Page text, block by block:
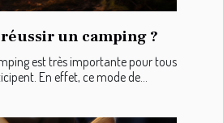
un camping ?
est très importante pour tous
En effet, ce mode de...